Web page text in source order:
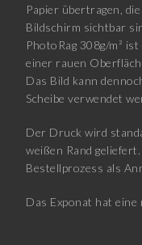
Papier übertragen,
Bildschirm sichtbar
PhotoRag 308g/m²
einer rauen
Das Bild kann
Scheibe verwendet
Der Druck wird
weißen Rand
Bestellprozess als
Das Exponat hat eine